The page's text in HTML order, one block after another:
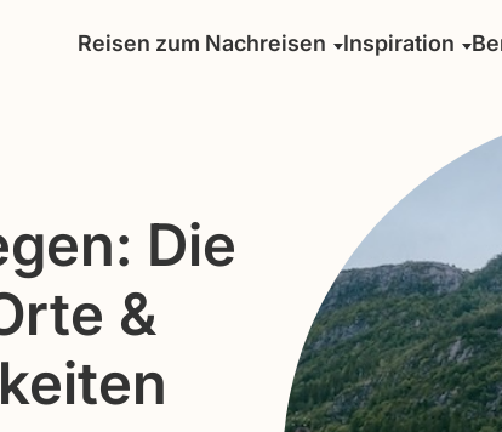
Reisen zum Nachreisen Inspiration
Die
&